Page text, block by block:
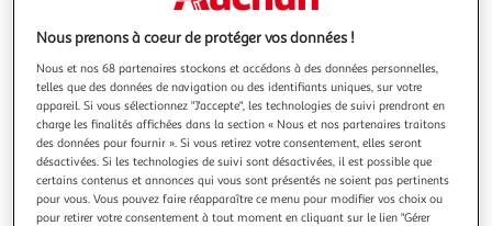
Nous prenons à coeur de protéger vos données !
Nous et nos 68 partenaires stockons et accédons à des données personnelles,
telles que des données de navigation ou des identifiants uniques, sur votre
appareil. Si vous sélectionnez "J'accepte", les technologies de suivi prendront en
charge les finalités affichées dans la section « Nous et nos partenaires traitons
des données pour fournir ». Si vous retirez votre consentement, elles seront
désactivées. Si les technologies de suivi sont désactivées, il est possible que
certains contenus et annonces qui vous sont présentés ne soient pas pertinents
pour vous. Vous pouvez faire réapparaître ce menu pour modifier vos choix ou
pour retirer votre consentement à tout moment en cliquant sur le lien "Gérer